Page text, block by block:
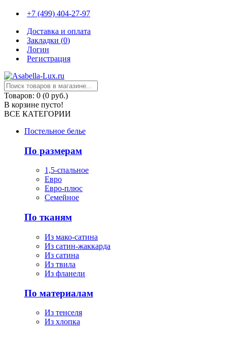
+7 (499) 404-27-97
Доставка и оплата
Закладки (0)
Логин
Регистрация
Товаров: 0 (0 руб.)
В корзине пусто!
ВСЕ КАТЕГОРИИ
Постельное белье
По размерам
1,5-спальное
Евро
Евро-плюс
Семейное
По тканям
Из мако-сатина
Из сатин-жаккарда
Из сатина
Из твила
Из фланели
По материалам
Из тенселя
Из хлопка